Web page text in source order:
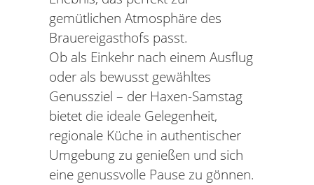
gemütlichen Atmosphäre des
Brauereigasthofs passt.
Ob als Einkehr nach einem Ausflug
oder als bewusst gewähltes
Genussziel – der Haxen-Samstag
bietet die ideale Gelegenheit,
regionale Küche in authentischer
Umgebung zu genießen und sich
eine genussvolle Pause zu gönnen.